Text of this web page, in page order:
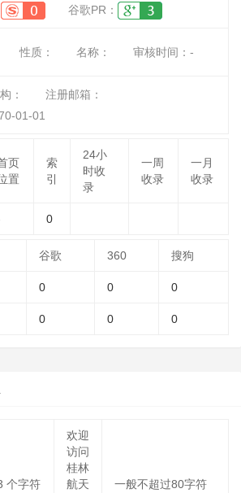
谷歌PR：
性质： 名称： 审核时间： -
：
注册邮箱：
01-01
页
置
索
引
24小
时收
录
一周
收录
一月
收录
0
谷歌 360 搜狗
0 0 0
0 0 0
个字符
欢迎
访问
桂林
航天
一般不超过80字符